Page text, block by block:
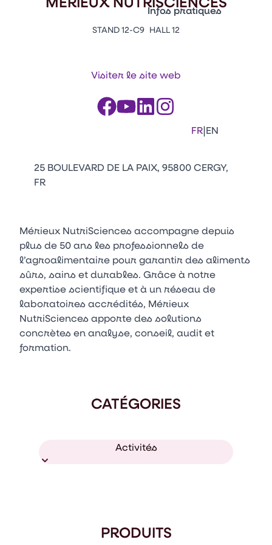
Vitrine Innovations
Emballages
Infos pratiques
Contacts
Appuyez sur Entrée pour
FR|EN
STAND 12-C9 HALL 12
Visiter le site web
25 BOULEVARD DE LA PAIX, 95800 CERGY,
FR
Mérieux NutriSciences accompagne depuis
plus de 50 ans les professionnels de
l’agroalimentaire pour garantir des aliments
sûrs, sains et durables. Grâce à notre
expertise scientifique et à un réseau de
laboratoires accrédités, Mérieux
NutriSciences apporte des solutions
concrètes en analyse, conseil, audit et
formation.
CATÉGORIES
Activités
PRODUITS